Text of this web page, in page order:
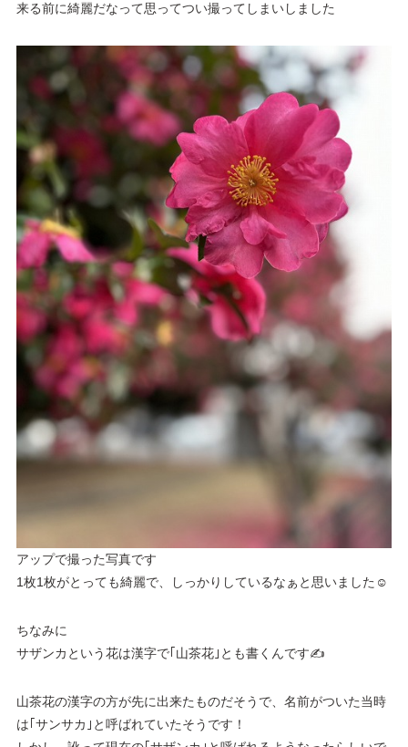
来る前に綺麗だなって思ってつい撮ってしまいしました
アップで撮った写真です
1枚1枚がとっても綺麗で、しっかりしているなぁと思いました☺️
ちなみに
サザンカという花は漢字で｢山茶花｣とも書くんです✍
山茶花の漢字の方が先に出来たものだそうで、名前がついた当時
は｢サンサカ｣と呼ばれていたそうです！